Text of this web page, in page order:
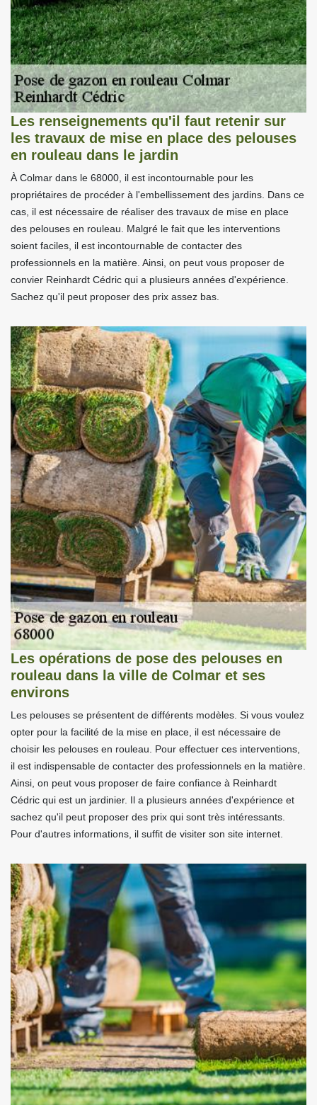
Les renseignements qu'il faut retenir sur
les travaux de mise en place des pelouses
en rouleau dans le jardin
À Colmar dans le 68000, il est incontournable pour les
propriétaires de procéder à l'embellissement des jardins. Dans ce
cas, il est nécessaire de réaliser des travaux de mise en place
des pelouses en rouleau. Malgré le fait que les interventions
soient faciles, il est incontournable de contacter des
professionnels en la matière. Ainsi, on peut vous proposer de
convier Reinhardt Cédric qui a plusieurs années d'expérience.
Sachez qu'il peut proposer des prix assez bas.
Les opérations de pose des pelouses en
rouleau dans la ville de Colmar et ses
environs
Les pelouses se présentent de différents modèles. Si vous voulez
opter pour la facilité de la mise en place, il est nécessaire de
choisir les pelouses en rouleau. Pour effectuer ces interventions,
il est indispensable de contacter des professionnels en la matière.
Ainsi, on peut vous proposer de faire confiance à Reinhardt
Cédric qui est un jardinier. Il a plusieurs années d'expérience et
sachez qu'il peut proposer des prix qui sont très intéressants.
Pour d'autres informations, il suffit de visiter son site internet.